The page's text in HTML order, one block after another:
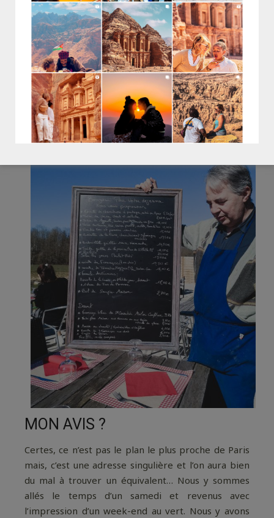
C’EST COMBIEN ?
Plat de 12 à 20€.
Formule des fermiers – plat du jour, dessert et
verre de jus de pomme : 18,50€
MON AVIS ?
Certes, ce n’est pas le plan le plus proche de Paris
mais, c’est une adresse singulière et l’on aura bien
du mal à trouver un équivalent… Nous y sommes
allés le temps d’un samedi et revenus avec
l’impression d’un week-end au vert. Nous y avons